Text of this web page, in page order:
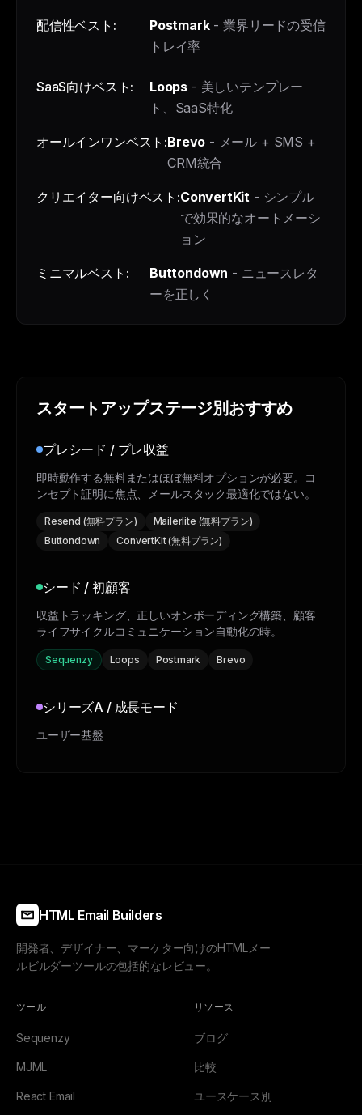
配信性ベスト: Postmark- 業界リードの受信
トレイ率
SaaS向けベスト: Loops - 美しいテンプレー
ト、SaaS特化
オールインワンベスト:Brevo - メール + SMS +
CRM統合
クリエイター向けベスト:ConvertKit - シンプル
で効果的なオートメーシ
ョン
ミニマルベスト: Buttondown - ニュースレタ
ーを正しく
スタートアップステージ別おすすめ
プレシード / プレ収益
即時動作する無料またはほぼ無料オプションが必要。コ
ンセプト証明に焦点、メールスタック最適化ではない。
Resend (無料プラン)
Mailerlite (無料プラン)
Buttondown
ConvertKit (無料プラン)
シード / 初顧客
収益トラッキング、正しいオンボーディング構築、顧客
ライフサイクルコミュニケーション自動化の時。
Sequenzy Loops Postmark Brevo
シリーズA / 成長モード
ユーザー基盤
HTML Email Builders
開発者、デザイナー、マーケター向けのHTMLメー
ルビルダーツールの包括的なレビュー。
ツール
Sequenzy
MJML
React Email
リソース
ブログ
比較
ユースケース別